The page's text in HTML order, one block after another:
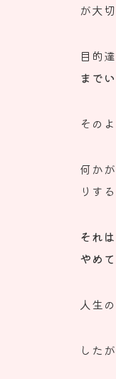
が大
目的
まで
その
何か
りす
それ
やめ
人生
した